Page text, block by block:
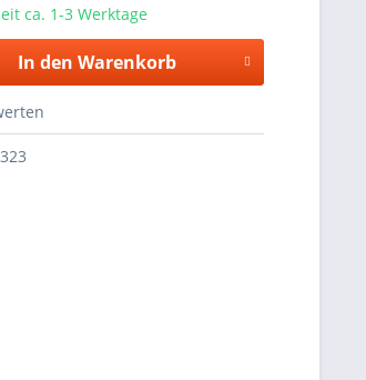
ca. 1-3 Werktage
In den Warenkorb